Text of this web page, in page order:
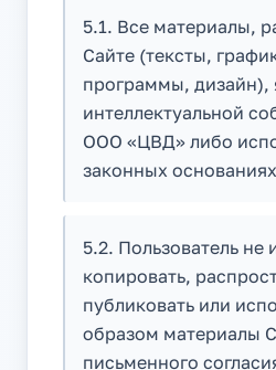
5.1. Все материалы,
Сайте (тексты,
программы, дизайн),
интеллектуальной
ООО «ЦВД» либо
законных
5.2. Пользователь не
копировать,
публиковать или
образом материалы
письменного